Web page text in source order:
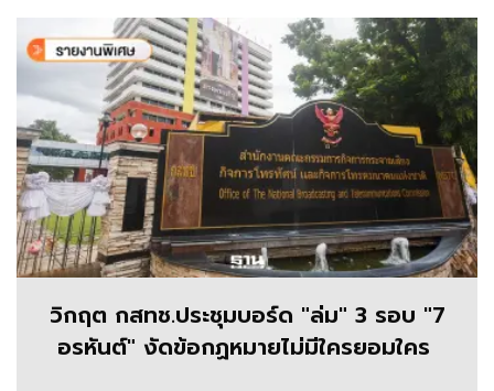
วิกฤต กสทช.ประชุมบอร์ด "ล่ม" 3 รอบ "7
อรหันต์" งัดข้อกฏหมายไม่มีใครยอมใคร